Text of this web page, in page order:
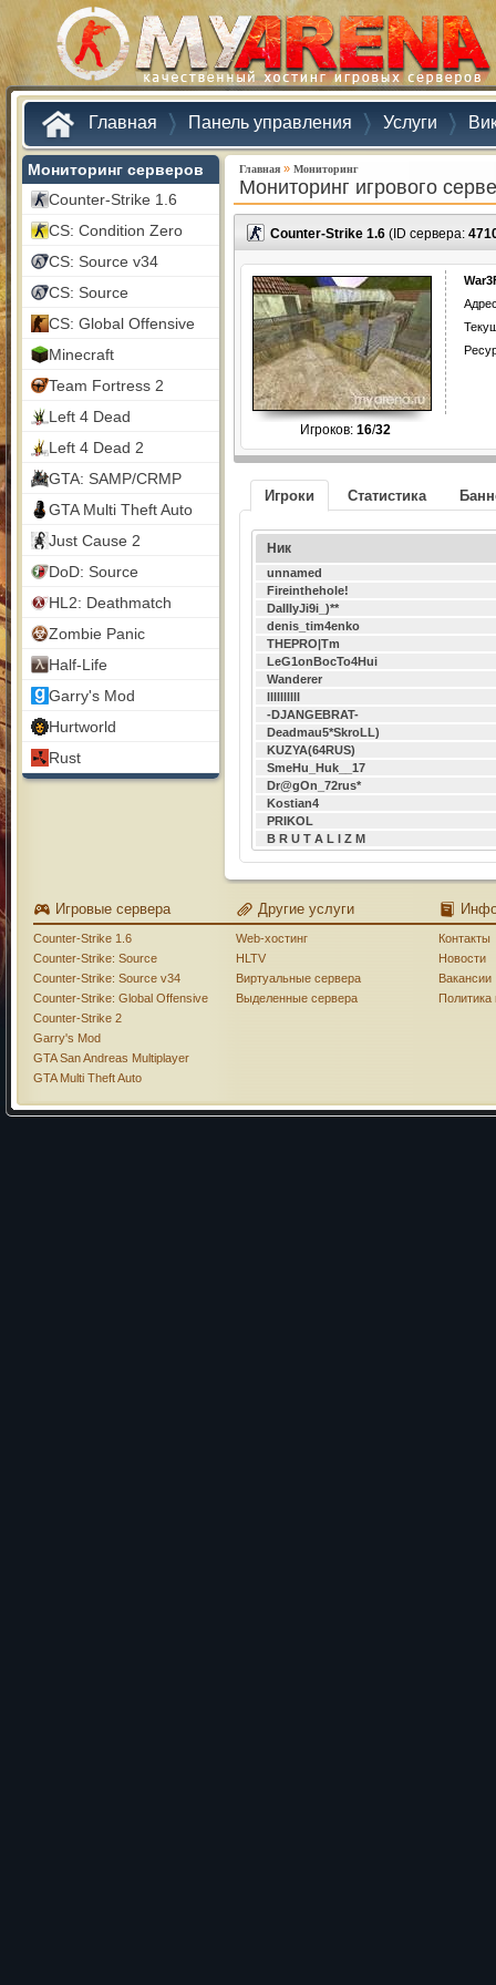
Главная Панель управления Услуги
Мониторинг серверов
Counter-Strike 1.6
CS: Condition Zero
CS: Source v34
CS: Source
CS: Global Offensive
Minecraft
Team Fortress 2
Left 4 Dead
Left 4 Dead 2
GTA: SAMP/CRMP
GTA Multi Theft Auto
Just Cause 2
DoD: Source
HL2: Deathmatch
Zombie Panic
Half-Life
Garry's Mod
Hurtworld
Rust
Главная » Мониторинг
Мониторинг игрового
Counter-Strike 1.6 (ID сервера:
Игроков: 16/32
Игроки Статистика
Ник
unnamed
Fireinthehole!
DaIIIyJi9i_)**
denis_tim4enko
THEPRO|Tm
LeG1onBocTo4Hui
Wanderer
llllllllll
-DJANGEBRAT-
Deadmau5*SkroLL)
KUZYA(64RUS)
SmeHu_Huk__17
Dr@gOn_72rus*
Kostian4
PRIKOL
B R U T A L I Z M
Игровые сервера
Counter-Strike 1.6
Counter-Strike: Source
Counter-Strike: Source v34
Counter-Strike: Global Offensive
Counter-Strike 2
Garry's Mod
GTA San Andreas Multiplayer
GTA Multi Theft Auto
Другие услуги
Web-хостинг
HLTV
Виртуальные сервера
Выделенные сервера
Контакты
Новости
Вакансии
Политика